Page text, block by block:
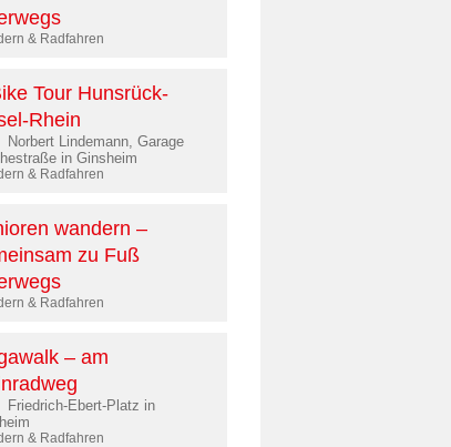
& Radfahren
Tour Hunsrück-
Rhein
Norbert Lindemann, Garage
in Ginsheim
& Radfahren
wandern –
zu Fuß
& Radfahren
– am
Friedrich-Ebert-Platz in
& Radfahren